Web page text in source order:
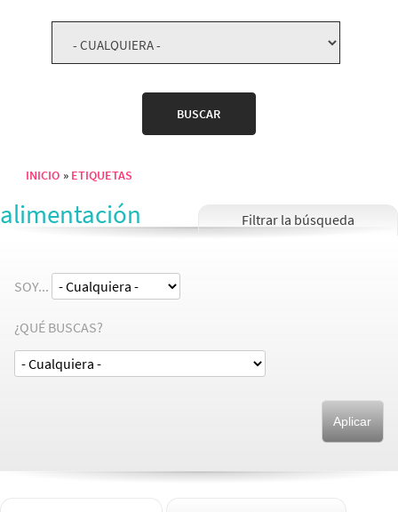
Sobrescribir enlaces de ayuda a la navegación
INICIO ETIQUETAS
alimentación
SOY...
¿QUÉ BUSCAS?